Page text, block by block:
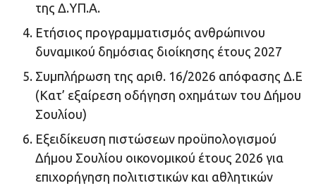
της Δ.ΥΠ.Α.
Ετήσιος προγραμματισμός ανθρώπινου
δυναμικού δημόσιας διοίκησης έτους 2027
Συμπλήρωση της αριθ. 16/2026 απόφασης Δ.Ε
(Κατ’ εξαίρεση οδήγηση οχημάτων του Δήμου
Σουλίου)
Εξειδίκευση πιστώσεων προϋπολογισμού
Δήμου Σουλίου οικονομικού έτους 2026 για
επιχορήγηση πολιτιστικών και αθλητικών